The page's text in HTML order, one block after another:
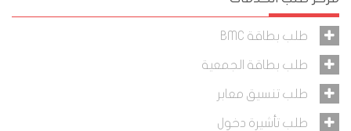
طلب بطاقة BMC
طلب بطاقة الجمعية
طلب تنسيق معابر
طلب تأشيرة دخول